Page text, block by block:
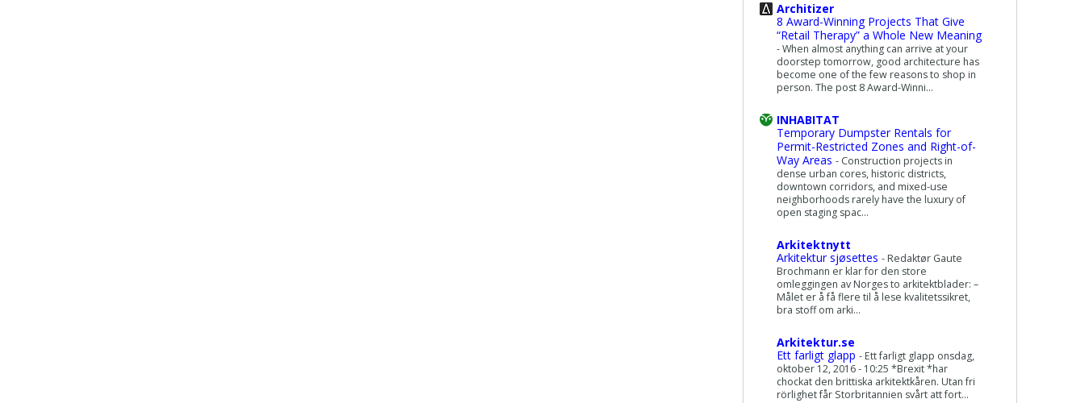
Architizer
8 Award-Winning Projects That Give
“Retail Therapy” a Whole New Meaning
-When almost anything can arrive at your
doorstep tomorrow, good architecture has
become one of the few reasons to shop in
person. The post 8 Award-Winni...
INHABITAT
Temporary Dumpster Rentals for
Permit-Restricted Zones and Right-of-
Way Areas - Construction projects in
dense urban cores, historic districts,
downtown corridors, and mixed-use
neighborhoods rarely have the luxury of
open staging spac...
Arkitektnytt
Arkitektur sjøsettes - Redaktør Gaute
Brochmann er klar for den store
omleggingen av Norges to arkitektblader: –
Målet er å få flere til å lese kvalitetssikret,
bra stoff om arki...
Arkitektur.se
Ett farligt glapp - Ett farligt glapp onsdag,
oktober 12, 2016 - 10:25 *Brexit *har
chockat den brittiska arkitektkåren. Utan fri
rörlighet får Storbritannien svårt att fort...